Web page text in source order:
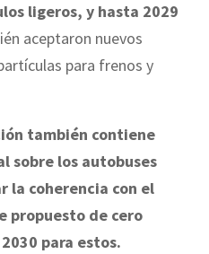
ligeros, y hasta 2029
aceptaron nuevos
para frenos y
también contiene
sobre los autobuses
la coherencia con el
propuesto de cero
para estos.